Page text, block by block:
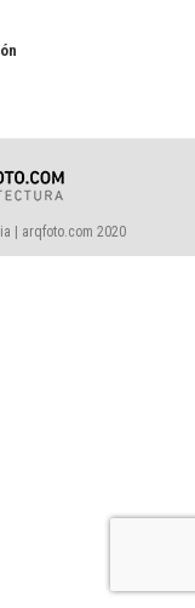
| arqfoto.com 2020